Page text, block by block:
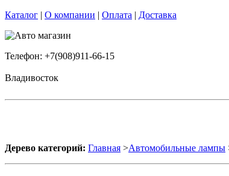
Каталог | О компании | Оплата | Доставка
Телефон: +7(908)911-66-15
Владивосток
Дерево категорий: Главная >Автомобильные лампы